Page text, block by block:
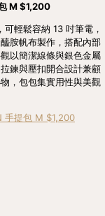
M $1,200
輕鬆容納 13 吋筆電，
胺帆布製作，搭配內部
以簡潔線條與銀色金屬
鍊與壓扣開合設計兼顧
，包包集實用性與美觀
手提包 M $1,200